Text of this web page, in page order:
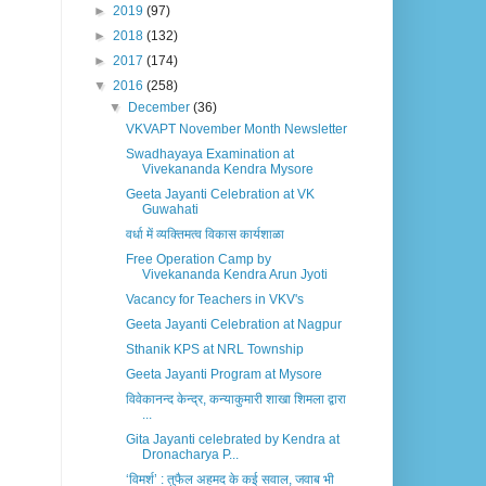
► 2019 (97)
► 2018 (132)
► 2017 (174)
▼ 2016 (258)
▼
December(36)
VKVAPT November Month Newsletter
Swadhayaya Examination at
Vivekananda Kendra Mysore
Geeta Jayanti Celebration at VK
Guwahati
वर्धा में व्यक्तिमत्व विकास कार्यशाळा
Free Operation Camp by
Vivekananda Kendra Arun Jyoti
Vacancy for Teachers in VKV's
Geeta Jayanti Celebration at Nagpur
Sthanik KPS at NRL Township
Geeta Jayanti Program at Mysore
विवेकानन्द केन्द्र, कन्याकुमारी शाखा शिमला द्वारा
...
Gita Jayanti celebrated by Kendra at
Dronacharya P...
‘विमर्श’ : तुफैल अहमद के कई सवाल, जवाब भी